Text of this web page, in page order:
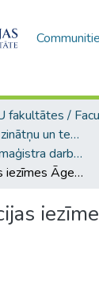
A -- Eksakto zinātņu un tehnoloģiju fakultāte / Faculty of Science and Technology
Bakalaura un maģistra darbi (EZTF) / Bachelor's and Master's theses
Ģentrifikācijas iezīmes Āgenskalna apkaimē